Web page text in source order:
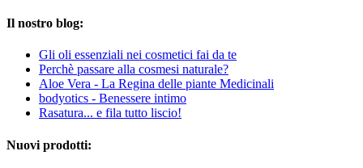
Il nostro blog:
Gli oli essenziali nei cosmetici fai da te
Perchè passare alla cosmesi naturale?
Aloe Vera - La Regina delle piante Medicinali
bodyotics - Benessere intimo
Rasatura... e fila tutto liscio!
Nuovi prodotti: